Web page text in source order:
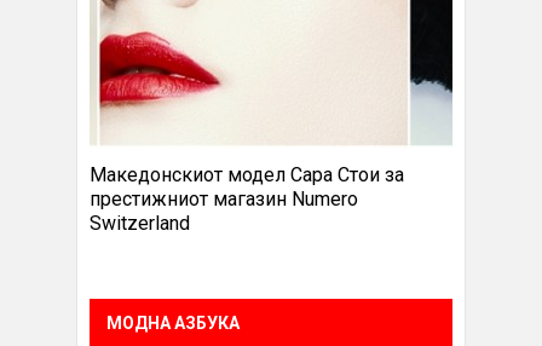
Македонскиот модел Сара Стои за
престижниот магазин Numero
Switzerland
МОДНА АЗБУКА